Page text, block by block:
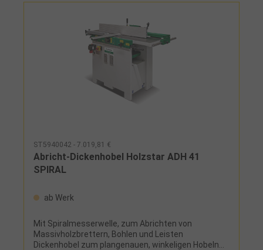
Rundstangenführung (1200 x 150 mm), leicht
verschiebbar und neigbar bis 45°Serienmäßig mit
HilfsanschlagLeistungsstarker 5,0 kW
IndustriemotorStabile Stahl-
GraugusskonstruktionLanglochbohreinrichtung
nachrüstbarAusgestattet mit abklappbaren
Hobelwellenschutz für benutzerfreundliches
ArbeitenAuf diesen Artikel erhalten Sie die 3-Jahres
Stürmer Garantie bei Online-Registrierung. Garantie
nur für Endkunden in Deutschland und Österreich
ST5940042 - 7.019,81 €
Abricht-Dickenhobel Holzstar ADH 41
SPIRAL
ab Werk
Mit Spiralmesserwelle, zum Abrichten von
Massivholzbrettern, Bohlen und Leisten
Dickenhobel zum plangenauen, winkeligen Hobeln